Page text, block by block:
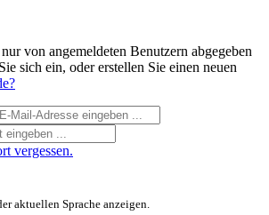
von angemeldeten Benutzern abgegeben
sich ein, oder erstellen Sie einen neuen
vergessen.
aktuellen Sprache anzeigen.